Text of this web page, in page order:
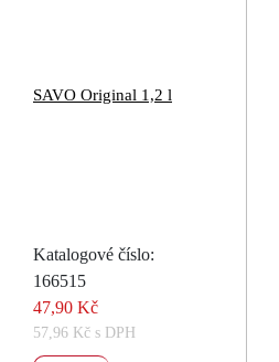
SAVO Original 1,2 l
Katalogové číslo:
166515
47,90 Kč
57,96 Kč s DPH